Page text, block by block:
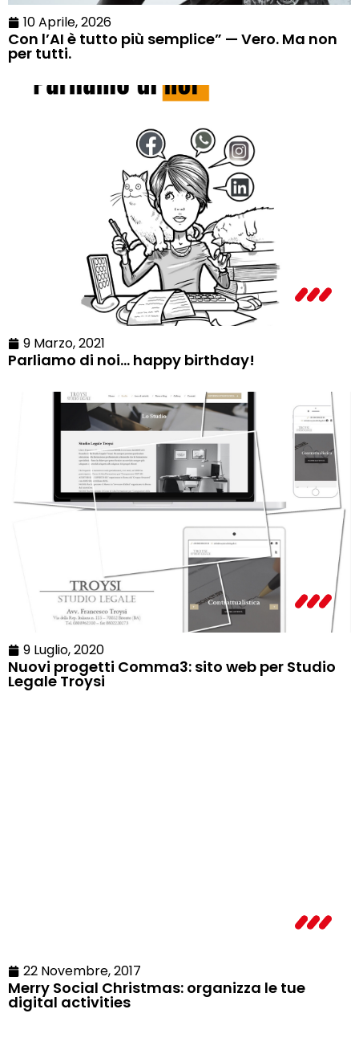
10 Aprile, 2026
Con l’AI è tutto più semplice” — Vero. Ma non
per tutti.
9 Marzo, 2021
Parliamo di noi… happy birthday!
9 Luglio, 2020
Nuovi progetti Comma3: sito web per Studio
Legale Troysi
22 Novembre, 2017
Merry Social Christmas: organizza le tue
digital activities